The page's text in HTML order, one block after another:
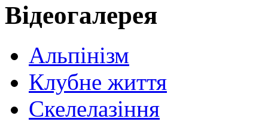
Відеогалерея
Альпінізм
Клубне життя
Скелелазіння